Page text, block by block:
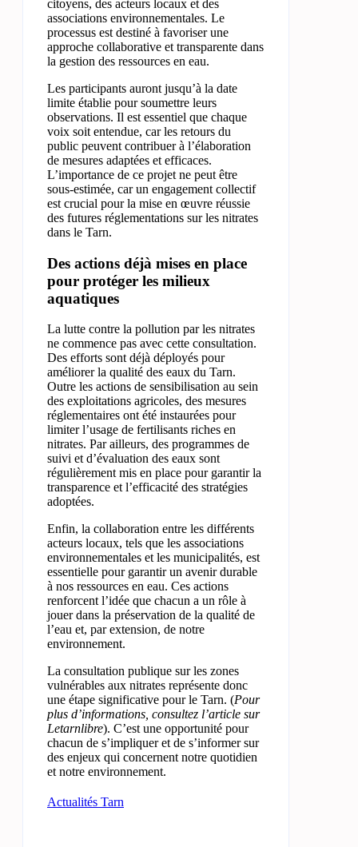
citoyens, des acteurs locaux et des
associations environnementales. Le
processus est destiné à favoriser une
approche collaborative et transparente dans
la gestion des ressources en eau.
Les participants auront jusqu’à la date
limite établie pour soumettre leurs
observations. Il est essentiel que chaque
voix soit entendue, car les retours du
public peuvent contribuer à l’élaboration
de mesures adaptées et efficaces.
L’importance de ce projet ne peut être
sous-estimée, car un engagement collectif
est crucial pour la mise en œuvre réussie
des futures réglementations sur les nitrates
dans le Tarn.
Des actions déjà mises en place
pour protéger les milieux
aquatiques
La lutte contre la pollution par les nitrates
ne commence pas avec cette consultation.
Des efforts sont déjà déployés pour
améliorer la qualité des eaux du Tarn.
Outre les actions de sensibilisation au sein
des exploitations agricoles, des mesures
réglementaires ont été instaurées pour
limiter l’usage de fertilisants riches en
nitrates. Par ailleurs, des programmes de
suivi et d’évaluation des eaux sont
régulièrement mis en place pour garantir la
transparence et l’efficacité des stratégies
adoptées.
Enfin, la collaboration entre les différents
acteurs locaux, tels que les associations
environnementales et les municipalités, est
essentielle pour garantir un avenir durable
à nos ressources en eau. Ces actions
renforcent l’idée que chacun a un rôle à
jouer dans la préservation de la qualité de
l’eau et, par extension, de notre
environnement.
La consultation publique sur les zones
vulnérables aux nitrates représente donc
une étape significative pour le Tarn. (Pour
plus d’informations, consultez l’article sur
Letarnlibre). C’est une opportunité pour
chacun de s’impliquer et de s’informer sur
des enjeux qui concernent notre quotidien
et notre environnement.
Actualités Tarn